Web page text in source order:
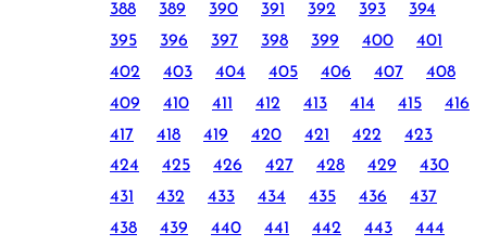
388
389 390 391 392 393
394
395
396 397 398 399 400
401
402
403 404 405 406 407
408
409
410 411 412 413 414 415
416
417
418 419 420 421 422
423
424
425 426 427 428 429
430
431
432 433 434 435 436
437
438
439 440 441 442 443
444